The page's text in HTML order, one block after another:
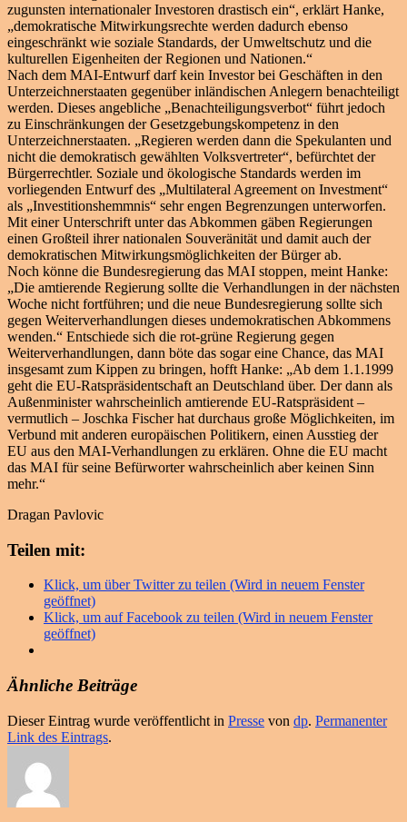
zugunsten internationaler Investoren drastisch ein“, erklärt Hanke,
„demokratische Mitwirkungsrechte werden dadurch ebenso
eingeschränkt wie soziale Standards, der Umweltschutz und die
kulturellen Eigenheiten der Regionen und Nationen.“
Nach dem MAI-Entwurf darf kein Investor bei Geschäften in den
Unterzeichnerstaaten gegenüber inländischen Anlegern benachteiligt
werden. Dieses angebliche „Benachteiligungsverbot“ führt jedoch
zu Einschränkungen der Gesetzgebungskompetenz in den
Unterzeichnerstaaten. „Regieren werden dann die Spekulanten und
nicht die demokratisch gewählten Volksvertreter“, befürchtet der
Bürgerrechtler. Soziale und ökologische Standards werden im
vorliegenden Entwurf des „Multilateral Agreement on Investment“
als „Investitionshemmnis“ sehr engen Begrenzungen unterworfen.
Mit einer Unterschrift unter das Abkommen gäben Regierungen
einen Großteil ihrer nationalen Souveränität und damit auch der
demokratischen Mitwirkungsmöglichkeiten der Bürger ab.
Noch könne die Bundesregierung das MAI stoppen, meint Hanke:
„Die amtierende Regierung sollte die Verhandlungen in der nächsten
Woche nicht fortführen; und die neue Bundesregierung sollte sich
gegen Weiterverhandlungen dieses undemokratischen Abkommens
wenden.“ Entschiede sich die rot-grüne Regierung gegen
Weiterverhandlungen, dann böte das sogar eine Chance, das MAI
insgesamt zum Kippen zu bringen, hofft Hanke: „Ab dem 1.1.1999
geht die EU-Ratspräsidentschaft an Deutschland über. Der dann als
Außenminister wahrscheinlich amtierende EU-Ratspräsident –
vermutlich – Joschka Fischer hat durchaus große Möglichkeiten, im
Verbund mit anderen europäischen Politikern, einen Ausstieg der
EU aus den MAI-Verhandlungen zu erklären. Ohne die EU macht
das MAI für seine Befürworter wahrscheinlich aber keinen Sinn
mehr.“
Dragan Pavlovic
Teilen mit:
Klick, um über Twitter zu teilen (Wird in neuem Fenster
geöffnet)
Klick, um auf Facebook zu teilen (Wird in neuem Fenster
geöffnet)
Ähnliche Beiträge
Dieser Eintrag wurde veröffentlicht in Presse von dp. Permanenter
Link des Eintrags.